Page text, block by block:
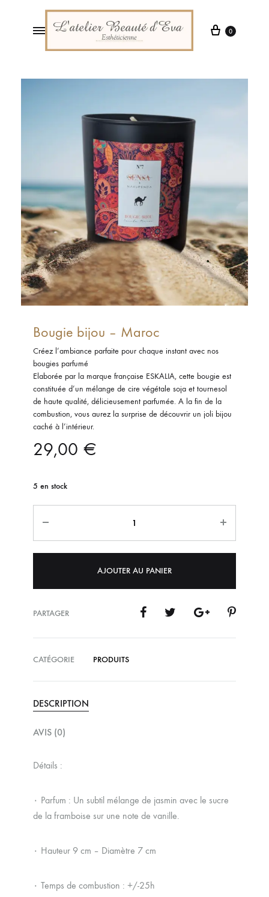
0
Bougie bijou – Maroc
Créez l’ambiance parfaite pour chaque instant avec nos
bougies parfumé
Elaborée par la marque française ESKALIA, cette bougie est
constituée d’un mélange de cire végétale soja et tournesol
de haute qualité, délicieusement parfumée. A la fin de la
combustion, vous aurez la surprise de découvrir un joli bijou
caché à l’intérieur.
29,00 €
5 en stock
AJOUTER AU PANIER
PARTAGER
CATÉGORIE PRODUITS
DESCRIPTION
AVIS (0)
Détails :
۰ Parfum : Un subtil mélange de jasmin avec le sucre
de la framboise sur une note de vanille.
۰ Hauteur 9 cm – Diamètre 7 cm
۰ Temps de combustion : +/-25h